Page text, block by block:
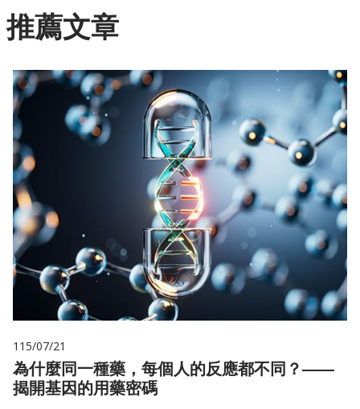
推薦文章
115/07/21
為什麼同一種藥，每個人的反應都不同？——
揭開基因的用藥密碼